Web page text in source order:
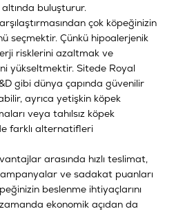
altında buluşturur.
çok köpeğinizin
seçmektir. Çünkü hipoalerjenik
risklerini azaltmak ve
yükseltmektir. Sitede Royal
gibi dünya çapında güvenilir
ayrıca yetişkin köpek
veya tahılsız köpek
farklı alternatifleri
arasında hızlı teslimat,
ve sadakat puanları
beslenme ihtiyaçlarını
ekonomik açıdan da